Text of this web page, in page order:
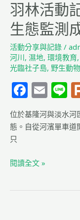
羽林活動
生態監測
活動分享與記錄 /
河川, 濕地, 環境教育,
光臨社子島, 野生動物
F
a
c
e
b
o
o
E
m
ai
l
Li
n
e
位於基隆河與淡水河
態。自從河濱單車道
只
活
動
記
錄-
社
子
島
周
濕
地
生
監
成
閱讀全文 »